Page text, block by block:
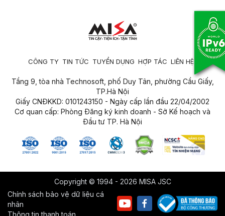
CÔNG TY TIN TỨC TUYỂN DỤNG HỢP TÁC LIÊN HỆ
Tầng 9, tòa nhà Technosoft, phố Duy Tân, phường Cầu Giấy,
TP.Hà Nội
Giấy CNĐKKD: 0101243150 - Ngày cấp lần đầu 22/04/2002
Cơ quan cấp: Phòng Đăng ký kinh doanh - Sở Kế hoạch và
Đầu tư TP. Hà Nội
Copyright © 1994 - 2026 MISA JSC
Chính sách bảo vệ dữ liệu cá
nhân
Thông tin thanh toán